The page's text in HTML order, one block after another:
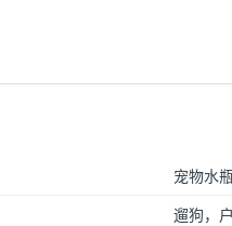
宠物水
遛狗，